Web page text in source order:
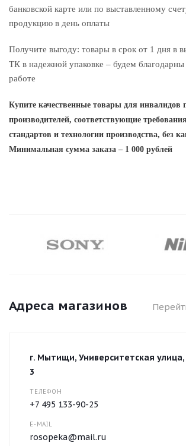
банковской карте или по выставленному
продукцию в день оплаты
Получите выгоду: товары в срок от 1 дня в
ТК в надежной упаковке – будем
работе
Купите качественные товары для инвалидов
производителей, соответствующие
стандартов и технологии производства, без
Минимальная сумма заказа – 1 000 рублей
Адреса магазинов
г. Мытищи, Университетская улица,
3
ТЕЛЕФОН
+7 495 133-90-25
E-MAIL
rosopeka@mail.ru